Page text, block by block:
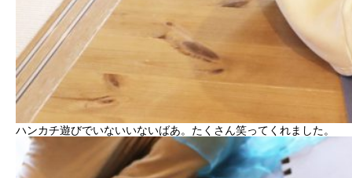
ハンカチ遊びでいないいないばあ。たくさん笑ってくれました。